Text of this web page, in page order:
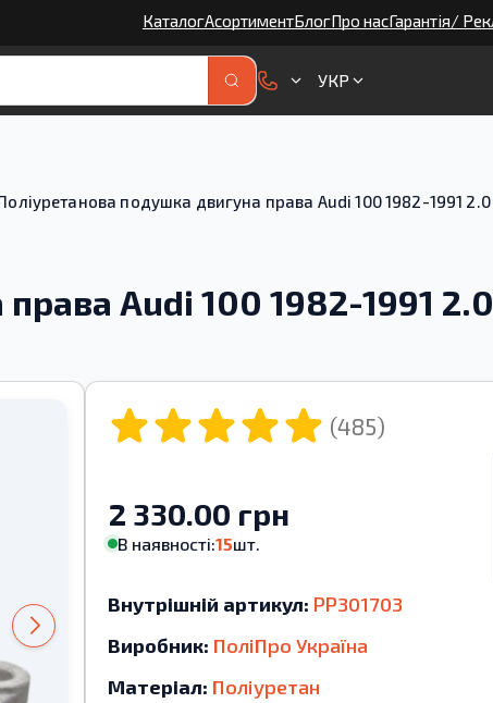
КаталогАсортиментБлогПро насГарантія/
УКР
подушка двигуна права Audi 100 1982-1991
Audi 100 1982-1991
(485)
2 330.00 грн
В наявності:15шт.
Внутрішній артикул: PP301703
Виробник: ПоліПро Україна
Матеріал: Поліуретан